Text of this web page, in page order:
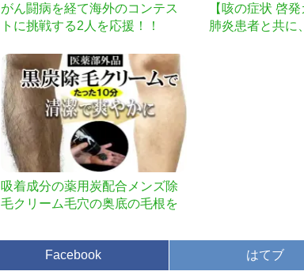
がん闘病を経て海外のコンテス
トに挑戦する2人を応援！！
【咳の症状 啓
肺炎患者と共に
吸着成分の薬用炭配合メンズ除
毛クリーム毛穴の奥底の毛根を
Facebook はてブ